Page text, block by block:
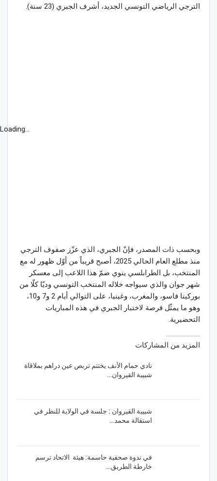
الترجي الرياضي التونسي الجديد، أشرف الجبري (23 سنة).
Loading...
وبحسب ذات المصدر، فإنّ الجبري، الذي عزّز صفوف الترجي
منذ مطلع العام الحالي 2025، أصبح قريباً من أوّل ظهور له مع
المنتخب، بل الطرابلسي ينوي ضمّ هذا اللاعب إلى معسكر
شهر جوان والذي سيواجه خلاله المنتخب التونسي وديّا كلّا من
بوركينا فاسو، والمغرب، وغينيا، على التوالي أيام 2 و7 و10،
وهو ما يمثّل فرصة لاختبار الجبري في هذه المباريات
التحضيرية.
المزيد من المشاركات
نادي حمام الأنف يختتم تربص عين دراهم بملاقاة
شبيبة القيروان…
شبيبة القيروان : جلسة في الولاية للنظر في
استقالة محمد…
في ندوة صحفية حاسمة: هيئة الاتحاد ترسم
خارطة الطريق…